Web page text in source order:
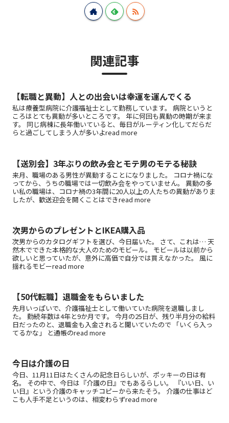
関連記事
【転職と異動】人との出会いは幸運を運んでくる
私は療養型病院に介護福祉士として勤務しています。 病院というと
ころはとても異動が多いところです。 年に何回も異動の時期が来ま
す。 同じ病棟に長年働いていると、毎日がルーティン化してだらだ
らと過ごしてしまう人が多いよread more
【送別会】3年ぶりの飲み会とモテ男のモテる秘訣
来月、職場のある男性が異動することになりました。 コロナ禍にな
ってから、うちの職場では一切飲み会をやっていません。 異動の多
い私の職場は、コロナ禍の3年間に20人以上の人たちの異動がありま
したが、歓送迎会を開くことはできread more
次男からのプレゼントとIKEA購入品
次男からのカタログギフトを選び、今日届いた。 さて、これは… 天
然木でできた本格的な大人のためのモビール。 モビールは以前から
欲しいと思っていたが、意外に高価で自分では買えなかった。 風に
揺れるモビーread more
【50代転職】退職金をもらいました
先月いっぱいで、介護福祉士として働いていた病院を退職しまし
た。 勤続年数は4年と9か月です。 今月の25日が、残り半月分の給料
日だったのと、退職金も入金されると聞いていたので 「いくら入っ
てるかな」 と通帳のread more
今日は介護の日
今日、11月11日はたくさんの記念日らしいが、ポッキーの日は有
名。 その中で、今日は『介護の日』でもあるらしい。 『いい日、い
い日』という介護のキャッチコピーから来たそう。 介護の仕事はど
こも人手不足というのは、相変わらずread more